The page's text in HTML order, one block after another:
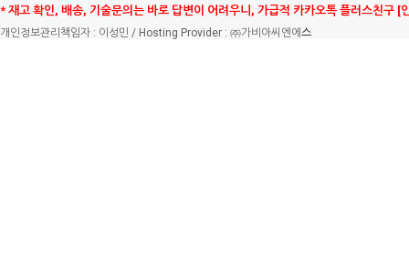
* 재고 확인, 배송, 기술문의는 바로 답변이 어려우니, 가급적 카카오톡 플러스친구 [
개인정보관리책임자 : 이성민 / Hosting Provider : ㈜가비아씨엔에 스